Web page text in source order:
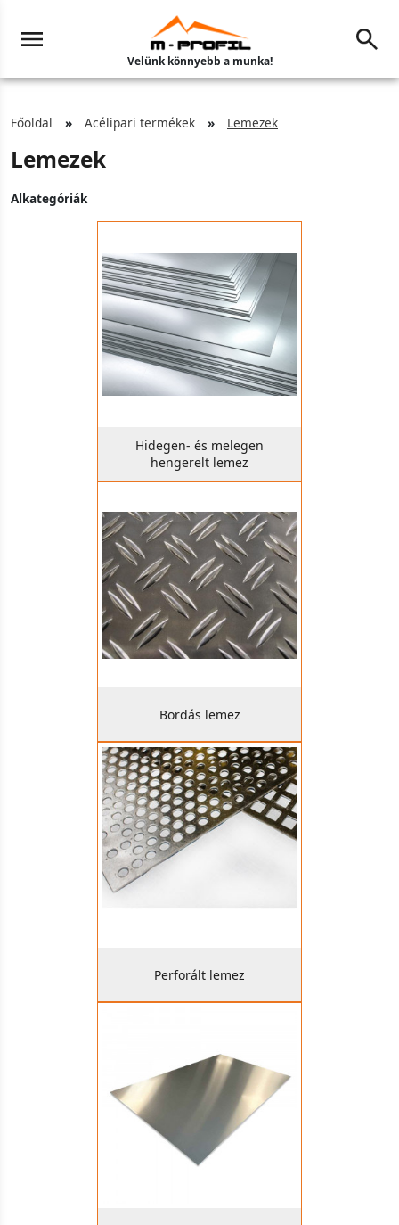
Velünk könnyebb a munka!
Főoldal Acélipari termékek Lemezek
Lemezek
Alkategóriák
Hidegen- és melegen
hengerelt lemez
Bordás lemez
Perforált lemez